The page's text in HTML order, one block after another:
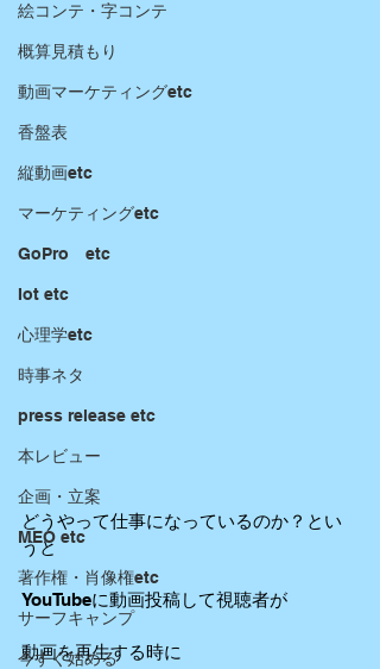
絵コンテ・字コンテ
概算見積もり
動画マーケティングetc
香盤表
縦動画etc
マーケティングetc
GoPro etc
Iot etc
心理学etc
時事ネタ
press release etc
本レビュー
企画・立案
MEO etc
著作権・肖像権etc
サーフキャンプ
今すぐ始める
どうやって仕事になっているのか？とい
うと
YouTubeに動画投稿して視聴者が
動画を再生する時に